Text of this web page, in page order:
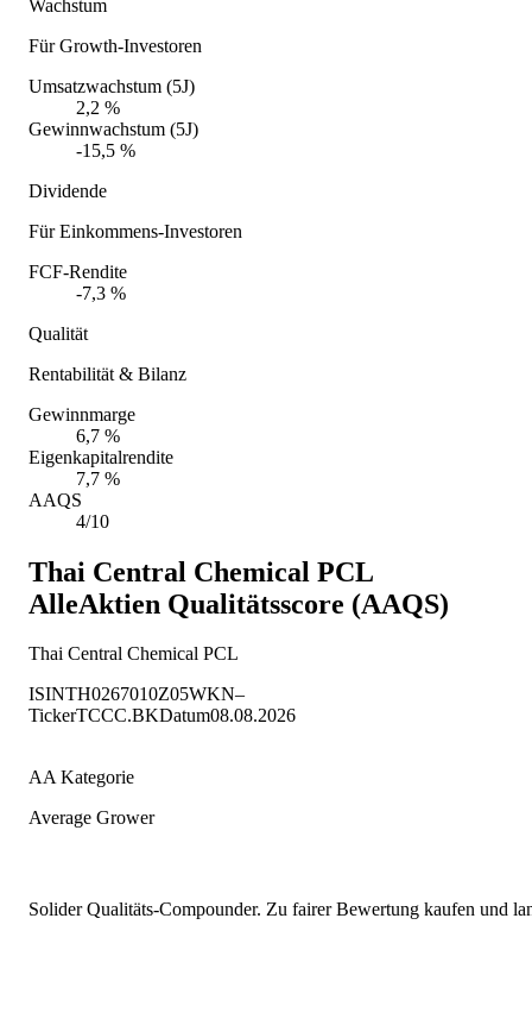
Wachstum
Für Growth-Investoren
Umsatzwachstum (5J)
2,2 %
Gewinnwachstum (5J)
-15,5 %
Dividende
Für Einkommens-Investoren
FCF-Rendite
-7,3 %
Qualität
Rentabilität & Bilanz
Gewinnmarge
6,7 %
Eigenkapitalrendite
7,7 %
AAQS
4/10
Thai Central Chemical PCL
AlleAktien Qualitätsscore (AAQS)
Thai Central Chemical PCL
ISINTH0267010Z05WKN–
TickerTCCC.BKDatum08.08.2026
AA Kategorie
Average Grower
Solider Qualitäts-Compounder. Zu fairer Bewertung kaufen und